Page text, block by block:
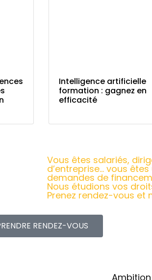
Intelligence artificielle
formation : gagnez en
efficacité
Vous êtes salariés,
d’entreprise… vous
demandes de
Nous étudions vos
Prenez rendez-vous et
RENDEZ-VOUS